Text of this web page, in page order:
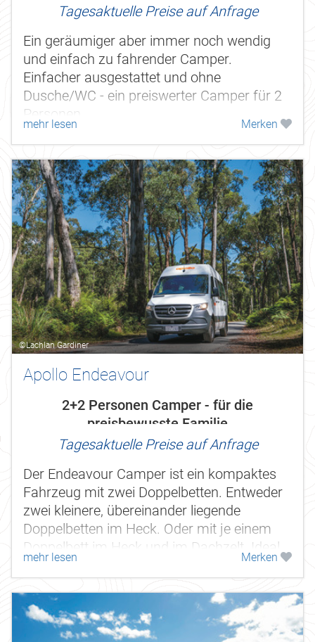
Tagesaktuelle Preise auf Anfrage
Ein geräumiger aber immer noch wendig
und einfach zu fahrender Camper.
Einfacher ausgestattet und ohne
Dusche/WC - ein preiswerter Camper für 2
Personen.
mehr lesen Merken
©Lachlan Gardiner
Apollo Endeavour
2+2 Personen Camper - für die
preisbewusste Familie
Tagesaktuelle Preise auf Anfrage
Der Endeavour Camper ist ein kompaktes
Fahrzeug mit zwei Doppelbetten. Entweder
zwei kleinere, übereinander liegende
Doppelbetten im Heck. Oder mit je einem
Doppelbett im Heck und im Dachzelt. Ideal
für preisbewusste Familien, die auf...
mehr lesen Merken